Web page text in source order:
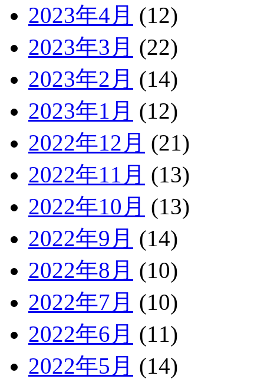
2023年4月 (12)
2023年3月 (22)
2023年2月 (14)
2023年1月 (12)
2022年12月 (21)
2022年11月 (13)
2022年10月 (13)
2022年9月 (14)
2022年8月 (10)
2022年7月 (10)
2022年6月 (11)
2022年5月 (14)